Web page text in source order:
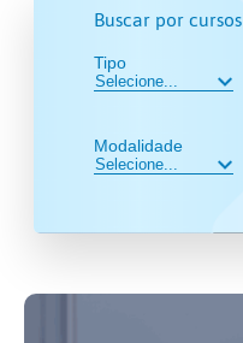
Buscar por cursos
Tipo
Modalidade